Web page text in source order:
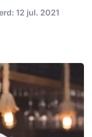
12 jul. 2021